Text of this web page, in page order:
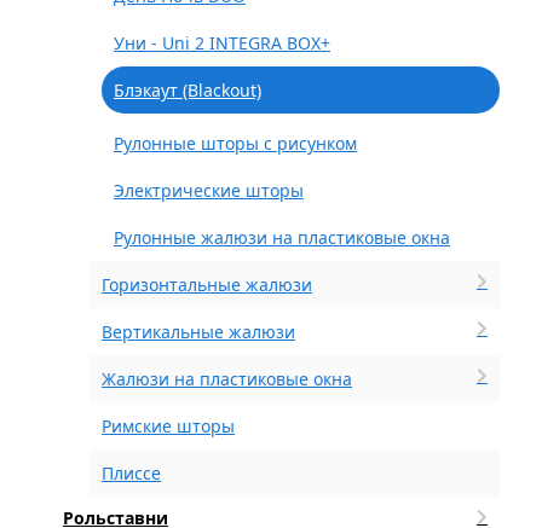
Уни - Uni 2 INTEGRA BOX+
Блэкаут (Blackout)
Рулонные шторы с рисунком
Электрические шторы
Рулонные жалюзи на пластиковые окна
Горизонтальные жалюзи
Вертикальные жалюзи
Жалюзи на пластиковые окна
Римские шторы
Плиссе
Рольставни